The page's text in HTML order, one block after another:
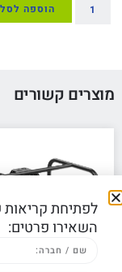
הוספה לסל
מוצרים קשורים
לפתיחת קריאות
השאירו פרטים: